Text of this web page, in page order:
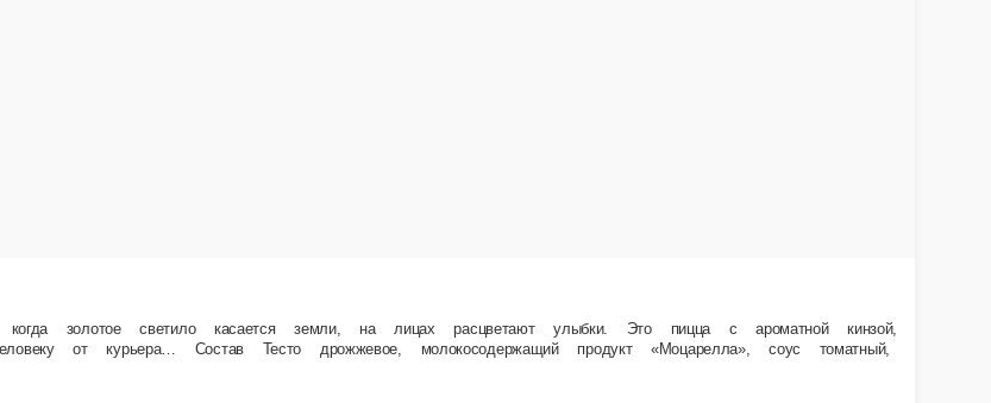
земли, на лицах расцветают улыбки. Это пицца с ароматной кинзой, сочными свежими томатами и баклажанами нисходит к человеку от курьера…
помидоры, соус тар-тар, зелень кинзы.